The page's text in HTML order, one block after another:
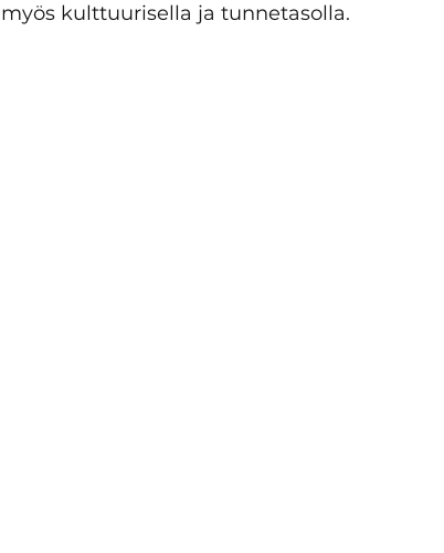
kulttuurisella ja tunnetasolla.